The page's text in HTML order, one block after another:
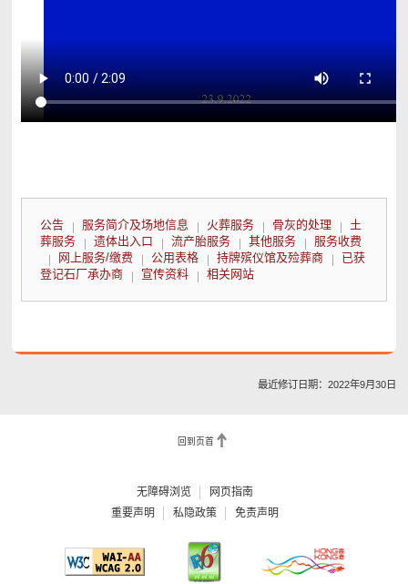
公告 服务简介及场地信息 火葬服务 骨灰的处理
土
葬服务
遗体出入口 流产胎服务 其他服务
服务收费
网上服务/缴费
公用表格 持牌殡仪馆及殓葬商
已获
登记石厂承办商
宣传资料 相关网站
最近修订日期：2022年9月30日
回到页首
无障碍浏览
网页指南
重要声明
私隐政策 免责声明